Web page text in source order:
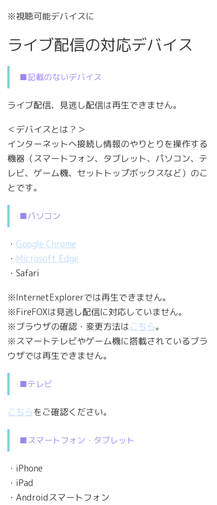
※視聴可能デバイスに
ライブ配信の対応デバイス
■記載のないデバイス
ライブ配信、見逃し配信は再生できません。
＜ デバイスとは？ ＞
インターネットへ接続し情報のやりとりを操作する
機器（スマートフォン、タブレット、パソコン、テ
レビ、ゲーム機、セットトップボックスなど）のこ
とです。
■パソコン
・ Google Chrome
・ Microsoft Edge
・Safari
※InternetExplorerでは再生できません。
※FireFOXは見逃し配信に対応していません。
※ブラウザの確認・変更方法はこちら。
※スマートテレビやゲーム機に搭載されているブラ
ウザでは再生できません。
■テレビ
こちらをご確認ください。
■スマートフォン・タブレット
・iPhone
・iPad
・Androidスマートフォン